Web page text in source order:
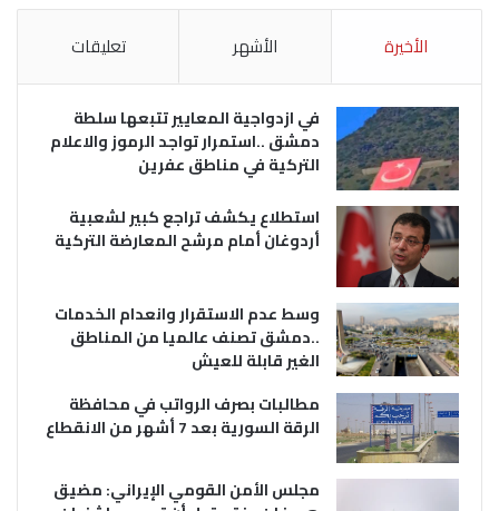
الأخيرة الأشهر تعليقات
في ازدواجية المعايير تتبعها سلطة
دمشق ..استمرار تواجد الرموز والاعلام
التركية في مناطق عفرين
استطلاع يكشف تراجع كبير لشعبية
أردوغان أمام مرشح المعارضة التركية
وسط عدم الاستقرار وانعدام الخدمات
..دمشق تصنف عالميا من المناطق
الغير قابلة للعيش
مطالبات بصرف الرواتب في محافظة
الرقة السورية بعد 7 أشهر من الانقطاع
مجلس الأمن القومي الإيراني: مضيق